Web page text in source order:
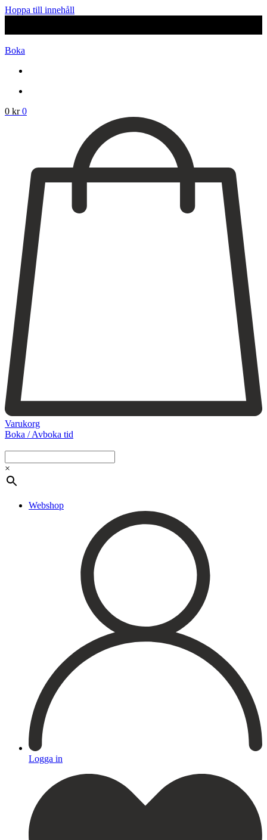
Hoppa till innehåll
Hårborttagning
Medicinsk hudvård
Microneedling ögon
Cosmelan & Dermamelan
Om oss
Expertis
Priser
Boka
Boka
0 kr 0
Varukorg
Boka / Avboka tid
Webshop
Behandlingar
Tatueringsborttagning
Hårborttagning
Medicinsk hudvård
Microneedling ögon
Cosmelan & Dermamelan
Aknebehandling
ResurFX
Kontakt – Öppettider
Registrera dig till vårt nyhetsbrev!
×
Webshop
Logga in